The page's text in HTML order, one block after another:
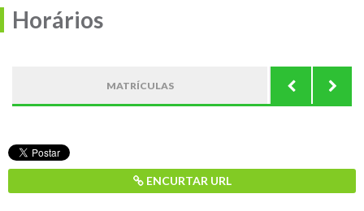
Horários
MATRÍCULAS
ENCURTAR URL